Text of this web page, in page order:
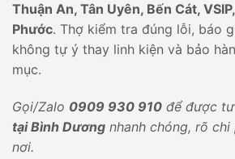
Thuận An, Tân Uyên, Bến Cát,
Phước. Thợ kiểm tra đúng lỗi, báo
không tự ý thay linh kiện và bảo
mục.
Gọi/Zalo 0909 930 910 để được
tại Bình Dương nhanh chóng, rõ
nơi.